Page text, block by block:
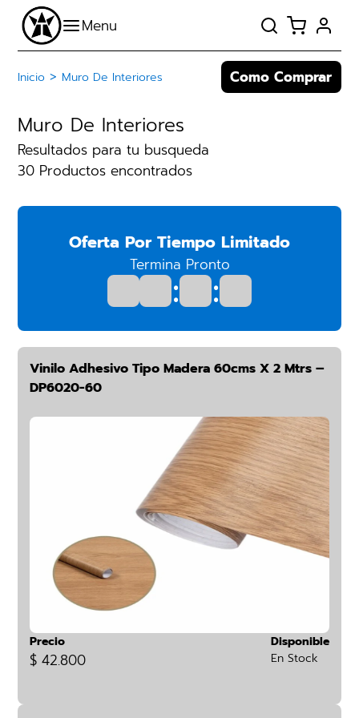
Inicio > Muro De Interiores Como Comprar
Muro De Interiores
Resultados para tu busqueda
30 Productos encontrados
Oferta Por Tiempo Limitado
Termina Pronto
: :
Vinilo Adhesivo Tipo Madera 60cms X 2 Mtrs –
DP6020-60
Precio
$ 42.800
Disponible
En Stock